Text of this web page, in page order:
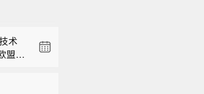
尔
陀
洛
术
盟委